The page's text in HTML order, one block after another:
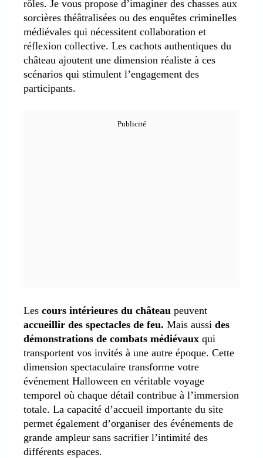
rôles. Je vous propose d’imaginer des chasses aux
sorcières théâtralisées ou des enquêtes criminelles
médiévales qui nécessitent collaboration et
réflexion collective. Les cachots authentiques du
château ajoutent une dimension réaliste à ces
scénarios qui stimulent l’engagement des
participants.
Les cours intérieures du château peuvent
accueillir des spectacles de feu. Mais aussi des
démonstrations de combats médiévaux qui
transportent vos invités à une autre époque. Cette
dimension spectaculaire transforme votre
événement Halloween en véritable voyage
temporel où chaque détail contribue à l’immersion
totale. La capacité d’accueil importante du site
permet également d’organiser des événements de
grande ampleur sans sacrifier l’intimité des
différents espaces.